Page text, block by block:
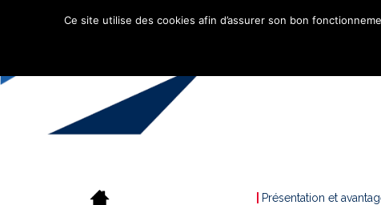
Présentation et
Ce site utilise des cookies afin d’assurer son bon